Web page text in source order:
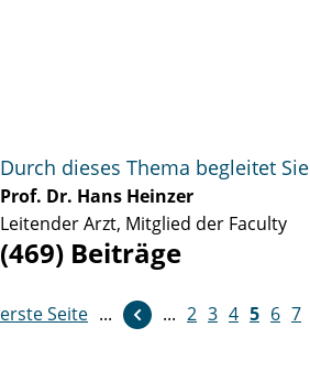
Durch dieses Thema begleitet Sie
Prof. Dr. Hans Heinzer
Leitender Arzt, Mitglied der Faculty
(469) Beiträge
erste Seite ... ... 2 3 4 5 6 7
weiter